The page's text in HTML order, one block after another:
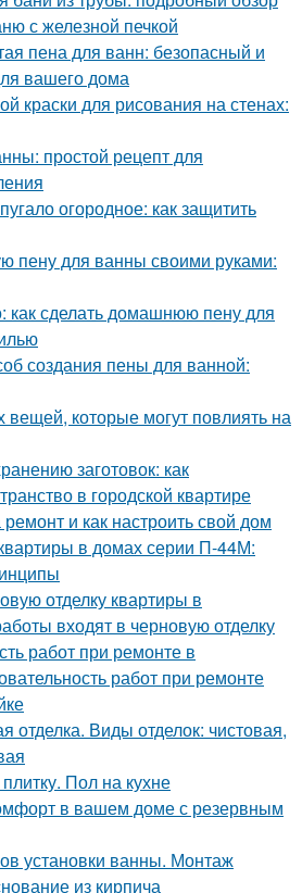
с железной печкой
пена для ванн: безопасный и
вашего дома
краски для рисования на стенах:
простой рецепт для
огородное: как защитить
пену для ванны своими руками:
как сделать домашнюю пену для
создания пены для ванной:
вещей, которые могут повлиять на
заготовок: как
в городской квартире
и как настроить свой дом
в домах серии П-44М:
отделку квартиры в
входят в черновую отделку
работ при ремонте в
работ при ремонте
отделка. Виды отделок: чистовая,
Пол на кухне
в вашем доме с резервным
установки ванны. Монтаж
из кирпича